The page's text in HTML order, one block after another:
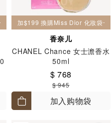
加$199 換購Miss Dior 化妝袋一個
香奈儿
CHANEL Chance 女士澹香水
50ml
$ 768
$ 945
加入购物袋